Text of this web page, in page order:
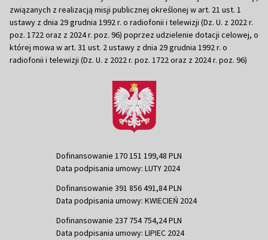
związanych z realizacją misji publicznej określonej w art. 21 ust. 1
ustawy z dnia 29 grudnia 1992 r. o radiofonii i telewizji (Dz. U. z 2022 r.
poz. 1722 oraz z 2024 r. poz. 96) poprzez udzielenie dotacji celowej, o
której mowa w art. 31 ust. 2 ustawy z dnia 29 grudnia 1992 r. o
radiofonii i telewizji (Dz. U. z 2022 r. poz. 1722 oraz z 2024 r. poz. 96)
Dofinansowanie 170 151 199,48 PLN
Data podpisania umowy: LUTY 2024
Dofinansowanie 391 856 491,84 PLN
Data podpisania umowy: KWIECIEŃ 2024
Dofinansowanie 237 754 754,24 PLN
Data podpisania umowy: LIPIEC 2024